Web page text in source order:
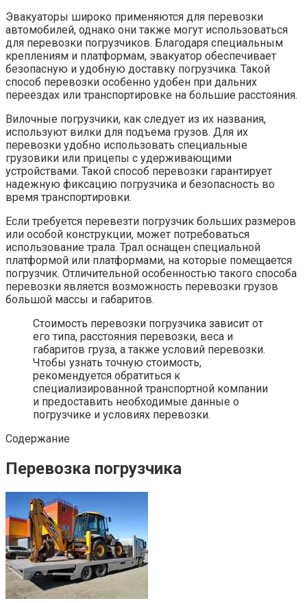
Эвакуаторы широко применяются для перевозки
автомобилей, однако они также могут использоваться
для перевозки погрузчиков. Благодаря специальным
креплениям и платформам, эвакуатор обеспечивает
безопасную и удобную доставку погрузчика. Такой
способ перевозки особенно удобен при дальних
переездах или транспортировке на большие расстояния.
Вилочные погрузчики, как следует из их названия,
используют вилки для подъема грузов. Для их
перевозки удобно использовать специальные
грузовики или прицепы с удерживающими
устройствами. Такой способ перевозки гарантирует
надежную фиксацию погрузчика и безопасность во
время транспортировки.
Если требуется перевезти погрузчик больших размеров
или особой конструкции, может потребоваться
использование трала. Трал оснащен специальной
платформой или платформами, на которые помещается
погрузчик. Отличительной особенностью такого способа
перевозки является возможность перевозки грузов
большой массы и габаритов.
Стоимость перевозки погрузчика зависит от
его типа, расстояния перевозки, веса и
габаритов груза, а также условий перевозки.
Чтобы узнать точную стоимость,
рекомендуется обратиться к
специализированной транспортной компании
и предоставить необходимые данные о
погрузчике и условиях перевозки.
Содержание
Перевозка погрузчика